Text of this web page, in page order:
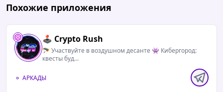
Похожие приложения
🕹️ Crypto Rush
🪂 Участвуйте в воздушном десанте 👾 Кибергород:
квесты буд...
АРКАДЫ